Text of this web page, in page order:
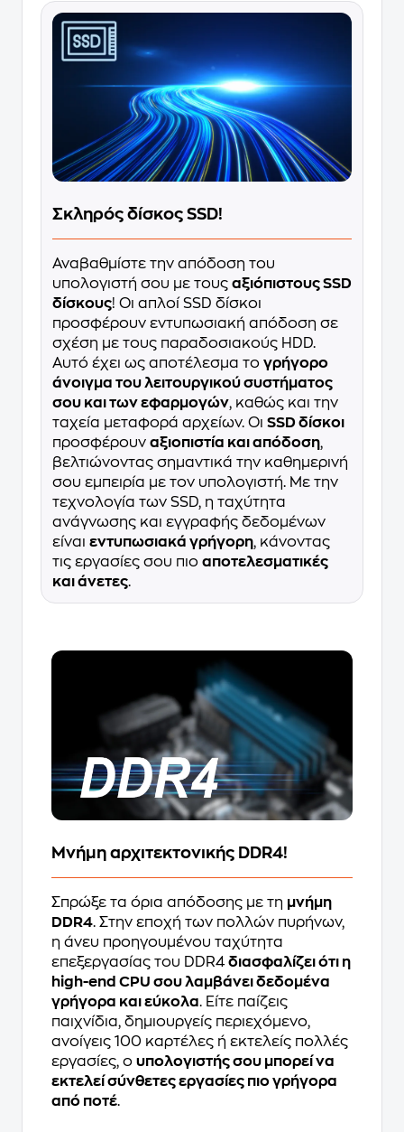
Σκληρός δίσκος SSD!
Αναβαθμίστε την απόδοση του
υπολογιστή σου με τους αξιόπιστους SSD
δίσκους! Οι απλοί SSD δίσκοι
προσφέρουν εντυπωσιακή απόδοση σε
σχέση με τους παραδοσιακούς HDD.
Αυτό έχει ως αποτέλεσμα το γρήγορο
άνοιγμα του λειτουργικού συστήματος
σου και των εφαρμογών, καθώς και την
ταχεία μεταφορά αρχείων. Οι SSD δίσκοι
προσφέρουν αξιοπιστία και απόδοση,
βελτιώνοντας σημαντικά την καθημερινή
σου εμπειρία με τον υπολογιστή. Με την
τεχνολογία των SSD, η ταχύτητα
ανάγνωσης και εγγραφής δεδομένων
είναι εντυπωσιακά γρήγορη, κάνοντας
τις εργασίες σου πιο αποτελεσματικές
και άνετες.
Μνήμη αρχιτεκτονικής DDR4!
Σπρώξε τα όρια απόδοσης με τη μνήμη
DDR4. Στην εποχή των πολλών πυρήνων,
η άνευ προηγουμένου ταχύτητα
επεξεργασίας του DDR4διασφαλίζει ότι η
high-end CPU σου λαμβάνει δεδομένα
γρήγορα και εύκολα. Είτε παίζεις
παιχνίδια, δημιουργείς περιεχόμενο,
ανοίγεις 100 καρτέλες ή εκτελείς πολλές
εργασίες, ο υπολογιστής σου μπορεί να
εκτελεί σύνθετες εργασίες πιο γρήγορα
από ποτέ.